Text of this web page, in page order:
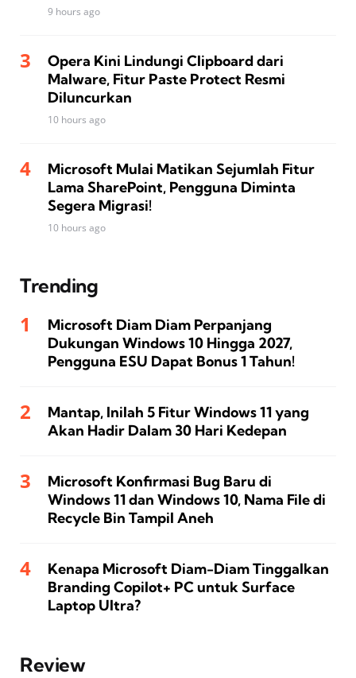
9 hours ago
Opera Kini Lindungi Clipboard dari
Malware, Fitur Paste Protect Resmi
Diluncurkan
10 hours ago
Microsoft Mulai Matikan Sejumlah Fitur
Lama SharePoint, Pengguna Diminta
Segera Migrasi!
10 hours ago
Trending
Microsoft Diam Diam Perpanjang
Dukungan Windows 10 Hingga 2027,
Pengguna ESU Dapat Bonus 1 Tahun!
Mantap, Inilah 5 Fitur Windows 11 yang
Akan Hadir Dalam 30 Hari Kedepan
Microsoft Konfirmasi Bug Baru di
Windows 11 dan Windows 10, Nama File di
Recycle Bin Tampil Aneh
Kenapa Microsoft Diam-Diam Tinggalkan
Branding Copilot+ PC untuk Surface
Laptop Ultra?
Review